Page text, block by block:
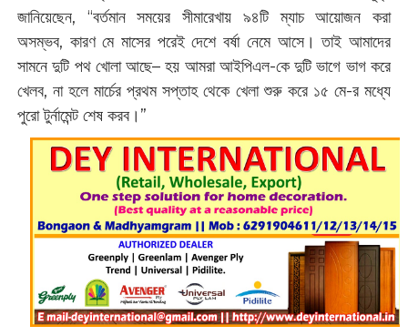
জানিয়েছেন, “বর্তমান সময়ের সীমারেখায় ৯৪টি ম্যাচ আয়োজন করা
অসম্ভব, কারণ মে মাসের পরেই দেশে বর্ষা নেমে আসে। তাই আমাদের
সামনে দুটি পথ খোলা আছে– হয় আমরা আইপিএল-কে দুটি ভাগে ভাগ করে
খেলব, না হলে মার্চের প্রথম সপ্তাহ থেকে খেলা শুরু করে ১৫ মে-র মধ্যে
পুরো টুর্নামেন্ট শেষ করব।”